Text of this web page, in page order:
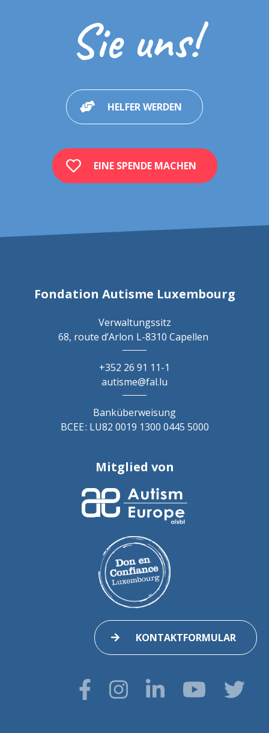
Sie uns!
HELFER WERDEN
EINE SPENDE MACHEN
Fondation Autisme Luxembourg
Verwaltungssitz
68, route d’Arlon L-8310 Capellen
+352 26 91 11-1
autisme@fal.lu
Banküberweisung
BCEE : LU82 0019 1300 0445 5000
Mitglied von
KONTAKTFORMULAR